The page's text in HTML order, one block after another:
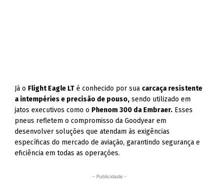
Já o Flight Eagle LT é conhecido por sua carcaça resistente
a intempéries e precisão de pouso, sendo utilizado em
jatos executivos como o Phenom 300 da Embraer. Esses
pneus refletem o compromisso da Goodyear em
desenvolver soluções que atendam às exigências
específicas do mercado de aviação, garantindo segurança e
eficiência em todas as operações.
- Publicidade -